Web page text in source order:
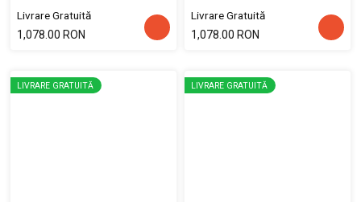
Livrare Gratuită
1,078.00 RON
Livrare Gratuită
1,078.00 RON
LIVRARE GRATUITĂ LIVRARE GRATUITĂ